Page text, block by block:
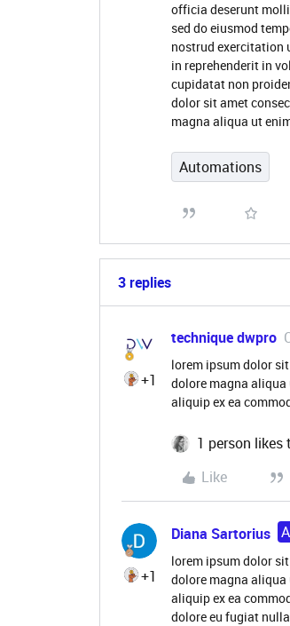
officia deserunt
sed do eiusmod
nostrud exercitation
in reprehenderit in
cupidatat non
dolor sit amet
magna aliqua ut
Automations
3 replies
+1
technique dwpro
lorem ipsum dolor
dolore magna
aliquip ex ea
1 person likes
Like
+1
Diana Sartorius
lorem ipsum dolor
dolore magna
aliquip ex ea
dolore eu fugiat